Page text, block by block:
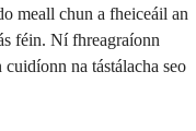
meall chun a fheiceáil an
féin. Ní fhreagraíonn
na tástálacha seo